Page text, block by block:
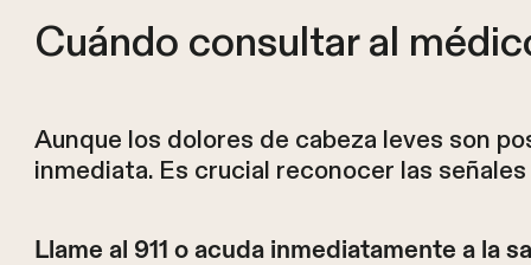
Cuándo consultar al
Aunque los dolores de cabeza leves son
inmediata. Es crucial reconocer las
Llame al 911 o acuda inmediatamente a la